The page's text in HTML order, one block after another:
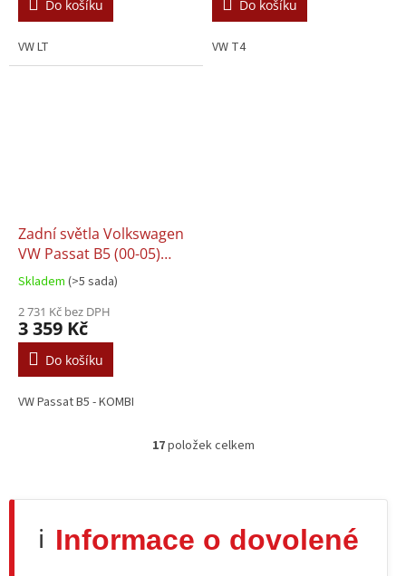
Do košíku
VW LT
Do košíku
VW T4
Zadní světla Volkswagen
VW Passat B5 (00-05)
KOMBI L+P DEPO
Skladem (>5 sada)
2 731 Kč bez DPH
3 359 Kč
Do košíku
VW Passat B5 - KOMBI
O
á
a
c
17položek celkem
ℹ️ Informace o dovolené